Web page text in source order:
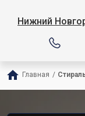
Нижний
Главная /